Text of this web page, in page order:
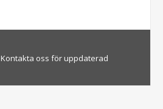
Kontakta oss för uppdaterad